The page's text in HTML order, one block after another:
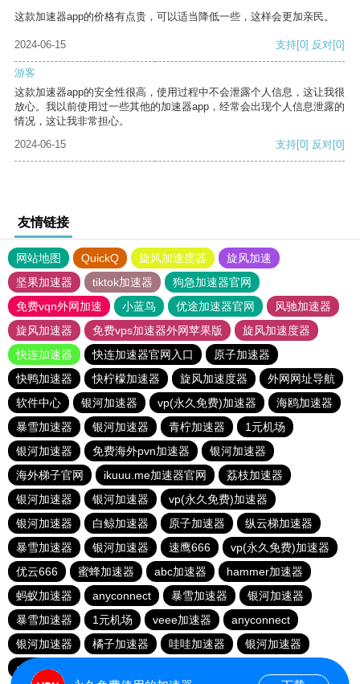
这款加速器app的价格有点贵，可以适当降低一些，这样会更加亲民。
2024-06-15 支持[0] 反对[0]
游客
这款加速器app的安全性很高，使用过程中不会泄露个人信息，这让我很
放心。我以前使用过一些其他的加速器app，经常会出现个人信息泄露的
情况，这让我非常担心。
2024-06-15
支持[0] 反对[0]
友情链接
网站地图 QuickQ 旋风加速度器
旋风加速
坚果加速器
tiktok加速器
狗急加速器官网
免费vqn外网加速
小蓝鸟 优途加速器官网
风驰加速器
旋风加速器
免费vps加速器外网苹果版
旋风加速度器
快连加速器
快连加速器官网入口
原子加速器
快鸭加速器
快柠檬加速器 旋风加速度器
外网网址导航
软件中心
银河加速器 vp(永久免费)加速器
海鸥加速器
暴雪加速器
银河加速器 青柠加速器
1元机场
银河加速器
免费海外pvn加速器
银河加速器
海外梯子官网
ikuuu.me加速器官网
荔枝加速器
银河加速器
银河加速器
vp(永久免费)加速器
银河加速器
白鲸加速器 原子加速器
纵云梯加速器
暴雪加速器
银河加速器 速鹰666
vp(永久免费)加速器
优云666
蜜蜂加速器 abc加速器
hammer加速器
蚂蚁加速器
anyconnect 暴雪加速器
银河加速器
暴雪加速器
1元机场 veee加速器
anyconnect
银河加速器
橘子加速器 哇哇加速器
银河加速器
anyconnect